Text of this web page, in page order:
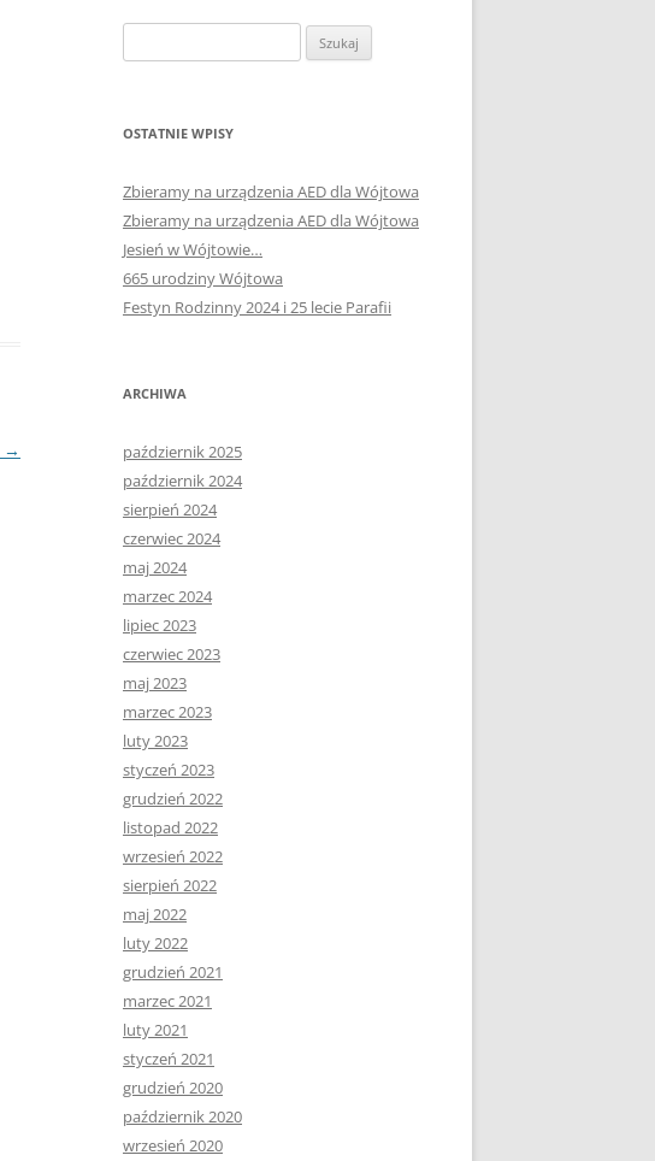
→
OSTATNIE WPISY
Zbieramy na urządzenia AED dla Wójtowa
Zbieramy na urządzenia AED dla Wójtowa
Jesień w Wójtowie…
665 urodziny Wójtowa
Festyn Rodzinny 2024 i 25 lecie Parafii
ARCHIWA
październik 2025
październik 2024
sierpień 2024
czerwiec 2024
maj 2024
marzec 2024
lipiec 2023
czerwiec 2023
maj 2023
marzec 2023
luty 2023
styczeń 2023
grudzień 2022
listopad 2022
wrzesień 2022
sierpień 2022
maj 2022
luty 2022
grudzień 2021
marzec 2021
luty 2021
styczeń 2021
grudzień 2020
październik 2020
wrzesień 2020